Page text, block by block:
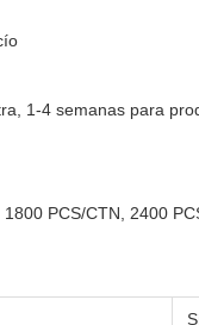
1-4 semanas para
PCS/CTN, 2400